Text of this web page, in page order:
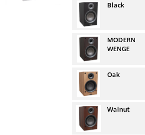
Black
MODERN
WENGE
Oak
Walnut